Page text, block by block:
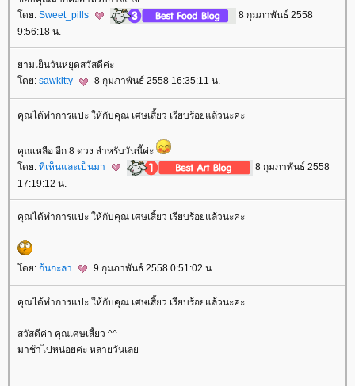
ดย: Sweet_pills
8 กุมภาพันธ์ 2558
9:56:18 น.
ามเย็นวันหยุดสวัสดีค่ะ
ดย: sawkitty 8 กุมภาพันธ์ 2558 16:35:11 น.
คุณได้ทำการแปะ ให้กับคุณ เศษเสี้ยว เรียบร้อยแล้วนะคะ
คุณเหลือ อีก 8 ดวง สำหรับวันนี้ค่ะ
ดย: ที่เห็นและเป็นมา
8 กุมภาพันธ์ 2558
17:19:12 น.
คุณได้ทำการแปะ ให้กับคุณ เศษเสี้ยว เรียบร้อยแล้วนะคะ
ดย: ก้นกะลา 9 กุมภาพันธ์ 2558 0:51:02 น.
คุณได้ทำการแปะ ให้กับคุณ เศษเสี้ยว เรียบร้อยแล้วนะคะ
สวัสดีค่า คุณเศษเสี้ยว ^^
มาช้าไปหน่อยค่ะ หลายวันเล